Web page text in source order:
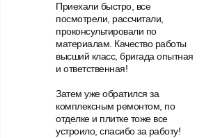
Приехали быстро, все
посмотрели, рассчитали,
проконсультировали по
материалам. Качество работы
высший класс, бригада опытная
и ответственная!
Затем уже обратился за
комплексным ремонтом, по
отделке и плитке тоже все
устроило, спасибо за работу!